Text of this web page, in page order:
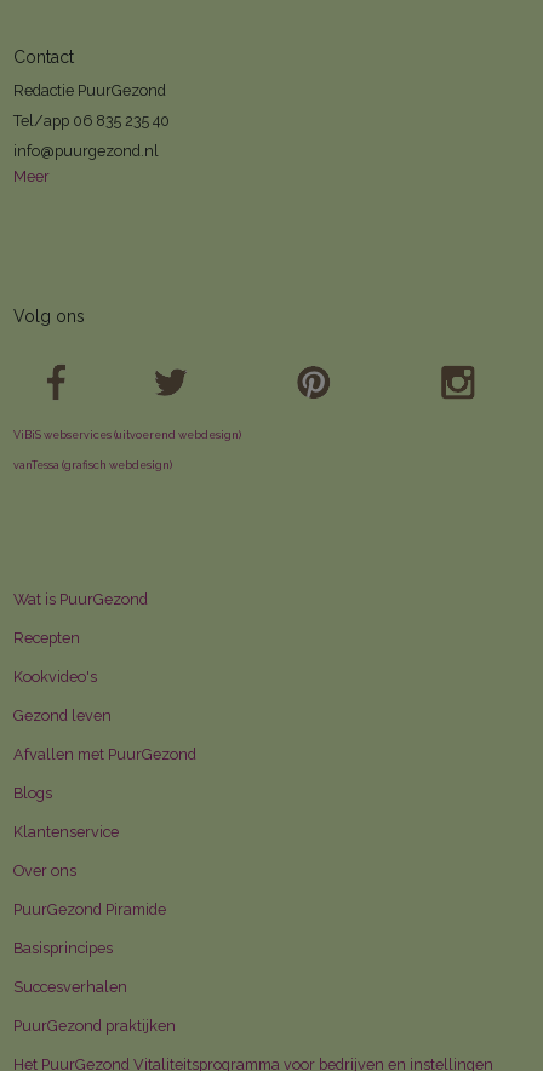
Contact
Redactie PuurGezond
Tel/app 06 835 235 40
info@puurgezond.nl
Meer
Wat is PuurGezond
Recepten
Kookvideo's
Gezond leven
Afvallen met PuurGezond
Blogs
Klantenservice
Over ons
PuurGezond Piramide
Basisprincipes
Succesverhalen
PuurGezond praktijken
Het PuurGezond Vitaliteitsprogramma voor bedrijven en instellingen
Volg ons
ViBiS webservices (uitvoerend webdesign)
vanTessa (grafisch webdesign)